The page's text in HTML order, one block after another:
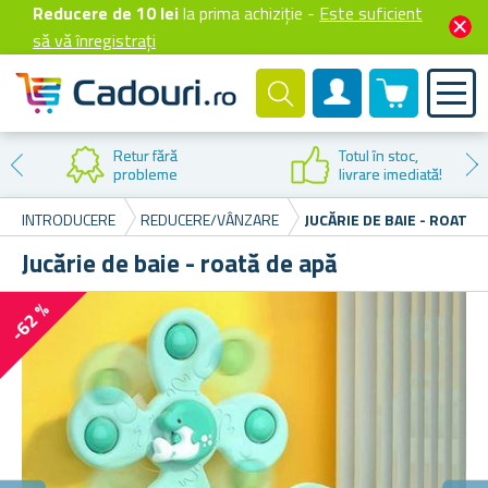
Reducere de 10 leila prima achiziție - Este suficient
să vă înregistrați
Cont client
0 produselor
Retur fără
probleme
Totul în stoc,
livrare imediată!
INTRODUCERE
REDUCERE/VÂNZARE JUCĂRIE DE BAIE - ROATĂ
Jucărie de baie - roată de apă
-62 %